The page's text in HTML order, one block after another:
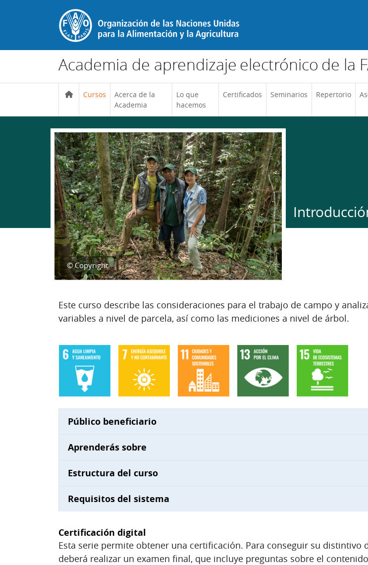
Salta al contenido principal
Academia de aprendizaje electrónico de la
Cursos
Acerca de la
Academia
Lo que
hacemos
Certificados Seminarios Repertorio
© Copyright
Diagrama de temas
Este curso describe las consideraciones para el trabajo de campo y
variables a nivel de parcela, así como las mediciones a nivel de árbol.
Público beneficiario
Aprenderás sobre
Estructura del curso
Requisitos del sistema
Certificación digital
Esta serie permite obtener una certificación. Para conseguir su distintivo
deberá realizar un examen final, que incluye preguntas sobre el